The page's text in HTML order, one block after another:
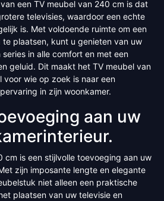
een TV meubel van 240 cm is dat
televisies, waardoor een echte
is. Met voldoende ruimte om een
plaatsen, kunt u genieten van uw
in alle comfort en met een
geluid. Dit maakt het TV meubel van
voor wie op zoek is naar een
in zijn woonkamer.
aan uw
cm is een stijlvolle toevoeging aan uw
zijn imposante lengte en elegante
niet alleen een praktische
plaatsen van uw televisie en